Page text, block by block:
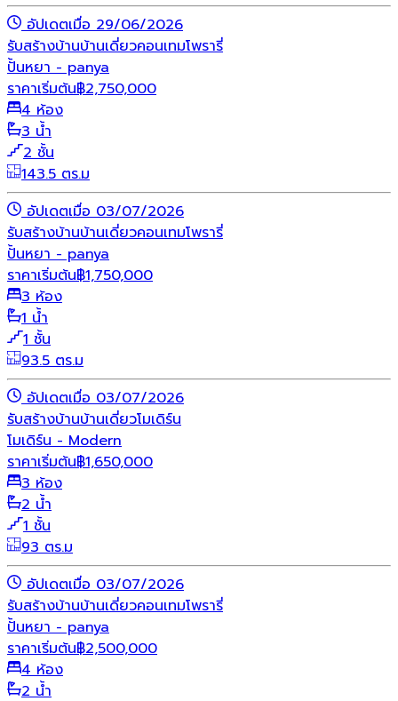
อัปเดตเมื่อ 29/06/2026
รับสร้างบ้านบ้านเดี่ยวคอนเทมโพรารี่
ปั้นหยา - panya
ราคาเริ่มต้น฿2,750,000
4 ห้อง
3 น้ำ
2 ชั้น
143.5 ตร.ม
อัปเดตเมื่อ 03/07/2026
รับสร้างบ้านบ้านเดี่ยวคอนเทมโพรารี่
ปั้นหยา - panya
ราคาเริ่มต้น฿1,750,000
3 ห้อง
1 น้ำ
1 ชั้น
93.5 ตร.ม
อัปเดตเมื่อ 03/07/2026
รับสร้างบ้านบ้านเดี่ยวโมเดิร์น
โมเดิร์น - Modern
ราคาเริ่มต้น฿1,650,000
3 ห้อง
2 น้ำ
1 ชั้น
93 ตร.ม
อัปเดตเมื่อ 03/07/2026
รับสร้างบ้านบ้านเดี่ยวคอนเทมโพรารี่
ปั้นหยา - panya
ราคาเริ่มต้น฿2,500,000
4 ห้อง
2 น้ำ